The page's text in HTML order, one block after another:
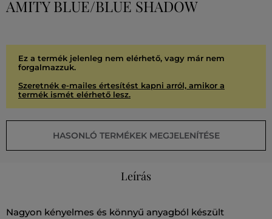
AMITY BLUE/BLUE SHADOW
Ez a termék jelenleg nem elérhető, vagy már nem
forgalmazzuk.
Szeretnék e-mailes értesítést kapni arról, amikor a
termék ismét elérhető lesz.
HASONLÓ TERMÉKEK MEGJELENÍTÉSE
Leírás
Nagyon kényelmes és könnyű anyagból készült